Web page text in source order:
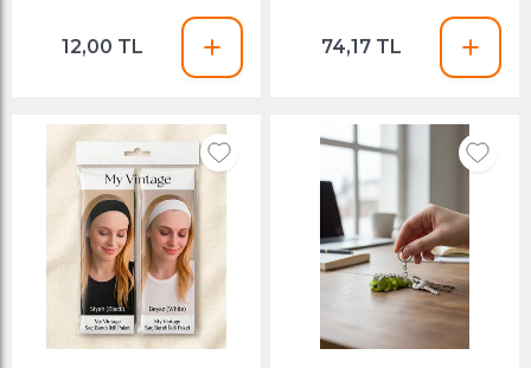
12,00 TL
Hacimlendirici
74,17 TL